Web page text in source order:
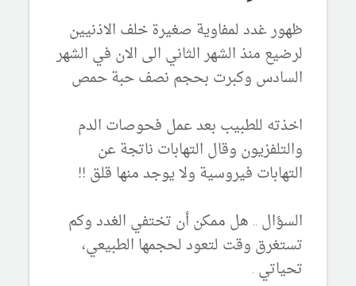
ظهور غدد لمفاوية صغيرة خلف الاذنيين
لرضيع منذ الشهر الثاني الى الان في الشهر
السادس وكبرت بحجم نصف حبة حمص
اخذته للطبيب بعد عمل فحوصات الدم
والتلفزيون وقال التهابات ناتجة عن
التهابات فيروسية ولا يوجد منها قلق !!
السؤال .. هل ممكن أن تختفي الغدد وكم
تستغرق وقت لتعود لحجمها الطبيعي،
تحياتي .